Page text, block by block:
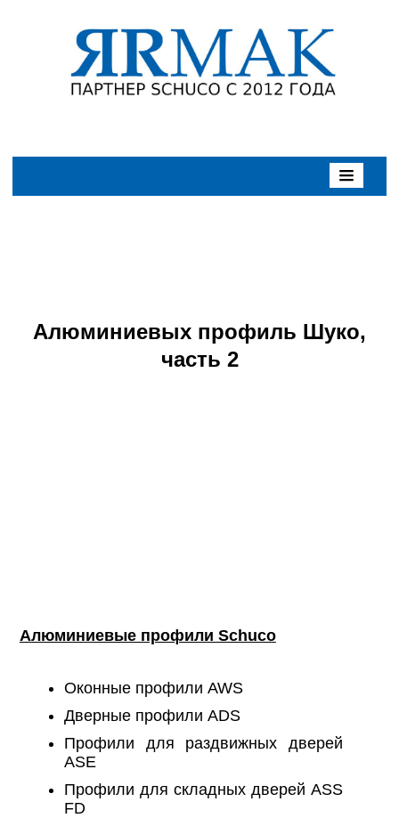
Алюминиевых профиль Шуко,
часть 2
Алюминиевые профили Schuco
Оконные профили AWS
Дверные профили ADS
Профили для раздвижных дверей
ASE
Профили для складных дверей ASS
FD